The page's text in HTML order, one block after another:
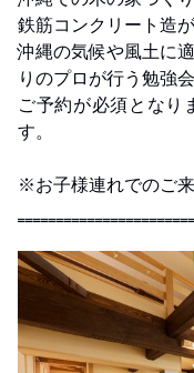
鉄筋コンクリート造
沖縄の気候や風土に
りのプロが行う勉強
ご予約が必須となり
す。
※お子様連れでのご